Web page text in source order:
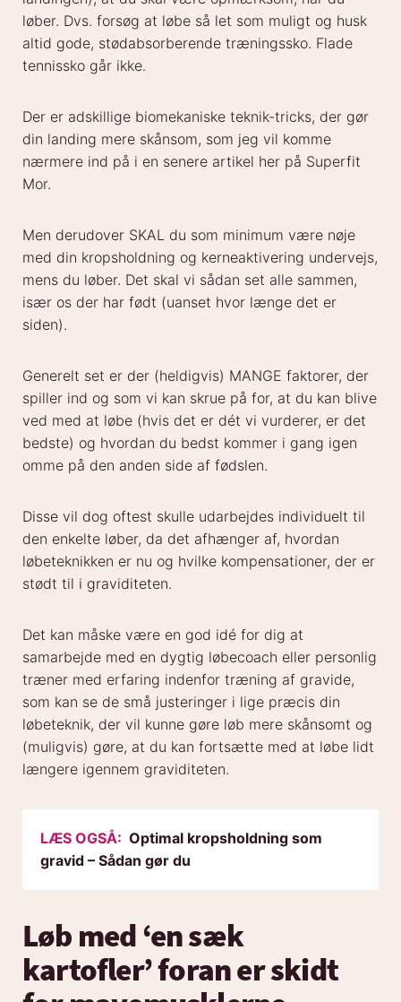
løber. Dvs. forsøg at løbe så let som muligt og husk
altid gode, stødabsorberende træningssko. Flade
tennissko går ikke.
Der er adskillige biomekaniske teknik-tricks, der gør
din landing mere skånsom, som jeg vil komme
nærmere ind på i en senere artikel her på Superfit
Mor.
Men derudover SKAL du som minimum være nøje
med din kropsholdning og kerneaktivering undervejs,
mens du løber. Det skal vi sådan set alle sammen,
især os der har født (uanset hvor længe det er
siden).
Generelt set er der (heldigvis) MANGE faktorer, der
spiller ind og som vi kan skrue på for, at du kan blive
ved med at løbe (hvis det er dét vi vurderer, er det
bedste) og hvordan du bedst kommer i gang igen
omme på den anden side af fødslen.
Disse vil dog oftest skulle udarbejdes individuelt til
den enkelte løber, da det afhænger af, hvordan
løbeteknikken er nu og hvilke kompensationer, der er
stødt til i graviditeten.
Det kan måske være en god idé for dig at
samarbejde med en dygtig løbecoach eller personlig
træner med erfaring indenfor træning af gravide,
som kan se de små justeringer i lige præcis din
løbeteknik, der vil kunne gøre løb mere skånsomt og
(muligvis) gøre, at du kan fortsætte med at løbe lidt
længere igennem graviditeten.
LÆS OGSÅ: Optimal kropsholdning som
gravid – Sådan gør du
Løb med ‘en sæk
kartofler’ foran er skidt